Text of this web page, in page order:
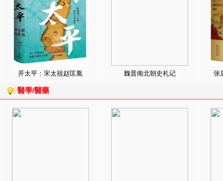
开太平：宋太祖赵匡胤 魏晋南北朝史札记 张
醫學/醫藥